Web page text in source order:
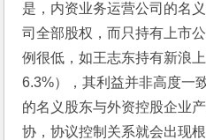
是，内资业务运营公司的名
司全部股权，而只持有上市
例很低，如王志东持有新浪
6.3%），其利益并非高度一
的名义股东与外资控股企业
协，协议控制关系就会出现